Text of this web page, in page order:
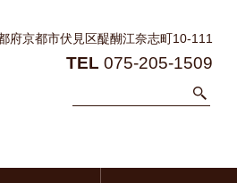
府京都市伏見区醍醐江奈志町10-111
TEL 075-205-1509